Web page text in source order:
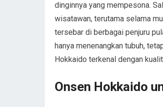
dinginnya yang mempesona.
wisatawan, terutama selama
tersebar di berbagai penjuru
hanya menenangkan tubuh,
Hokkaido terkenal dengan
Onsen Hokkaido